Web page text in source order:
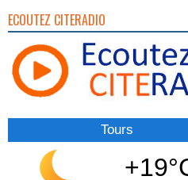
ECOUTEZ CITERADIO
Tours